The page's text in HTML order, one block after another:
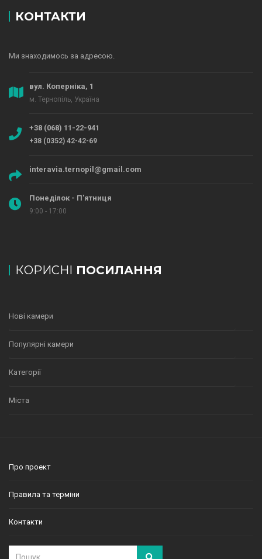
КОНТАКТИ
Ми знаходимось за адресою.
вул. Коперніка, 1
м. Тернопіль, Україна
+38 (068) 11-22-941
+38 (0352) 42-42-69
interavia.ternopil@gmail.com
Понеділок - П'ятниця
9:00 - 17:00
КОРИСНІ ПОСИЛАННЯ
Нові камери
Популярні камери
Категорії
Міста
Про проект
Правила та терміни
Контакти